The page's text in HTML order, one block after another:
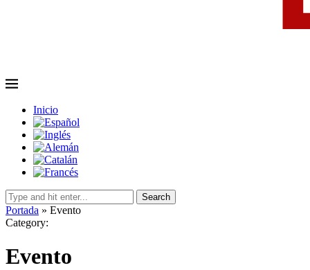
Inicio
Search
Portada » Evento
Category:
Evento